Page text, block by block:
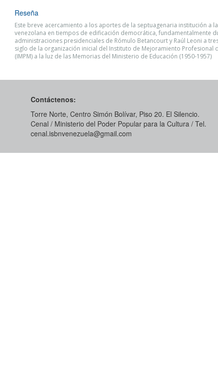
Reseña
Este breve acercamiento a los aportes de la septuagenaria institución a
venezolana en tiempos de edificación democrática, fundamentalmente
administraciones presidenciales de Rómulo Betancourt y Raúl Leoni a
siglo de la organización inicial del Instituto de Mejoramiento Profesional
(IMPM) a la luz de las Memorias del Ministerio de Educación (1950-1957)
Contáctenos:
Torre Norte, Centro Simón Bolívar, Piso 20. El Silencio.
Cenal / Ministerio del Poder Popular para la Cultura / Tel.
cenal.isbnvenezuela@gmail.com